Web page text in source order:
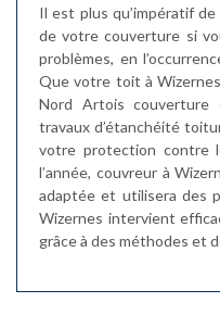
Il est plus qu’impératif
de votre couverture si
problèmes, en
Que votre toit à
Nord Artois couverture
travaux d’étanchéité
votre protection contre
l’année, couvreur à
adaptée et utilisera des
Wizernes intervient
grâce à des méthodes et